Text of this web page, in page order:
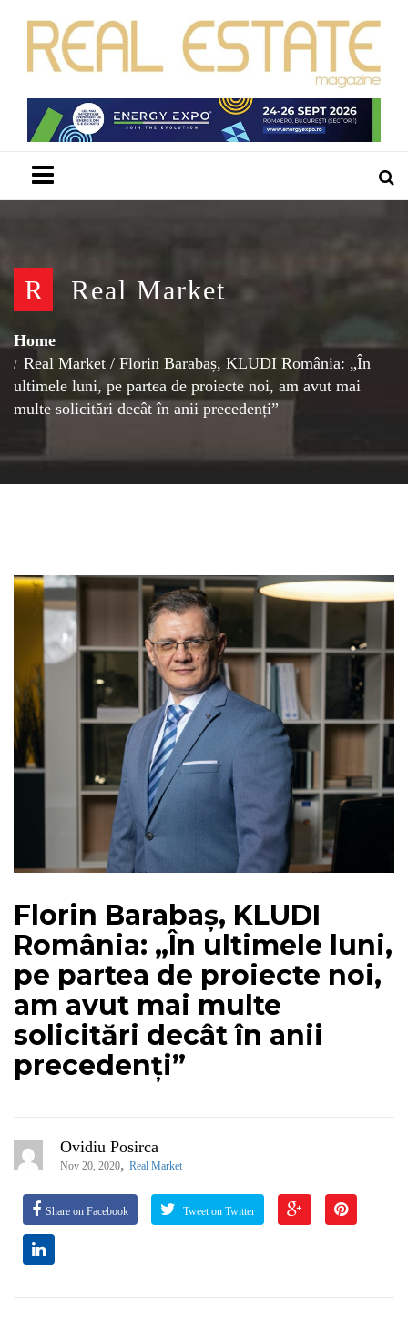
R Real Market
Home
Real Market / Florin Barabaș, KLUDI România: „În
ultimele luni, pe partea de proiecte noi, am avut mai
multe solicitări decât în anii precedenți”
Florin Barabaș, KLUDI
România: „În ultimele luni,
pe partea de proiecte noi,
am avut mai multe
solicitări decât în anii
precedenți”
Ovidiu Posirca
Nov 20, 2020, Real Market
Share on Facebook Tweet on Twitter